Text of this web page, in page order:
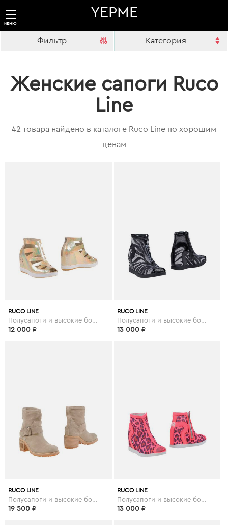
МЕНЮ
YEPME
Фильтр Категория
Женские сапоги Ruco
Line
42 товара найдено в каталоге Ruco Line по хорошим
ценам
RUCO LINE
12 000 ₽
RUCO LINE
Полусапоги и высокие ботинки
13 000 ₽
RUCO LINE
19 500 ₽
RUCO LINE
Полусапоги и высокие ботинки
13 000 ₽